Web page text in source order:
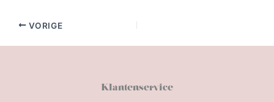
VORIGE
Klantenservice